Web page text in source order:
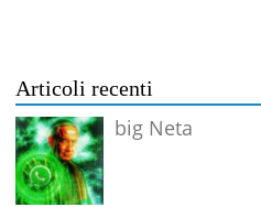
Articoli recenti
big Neta